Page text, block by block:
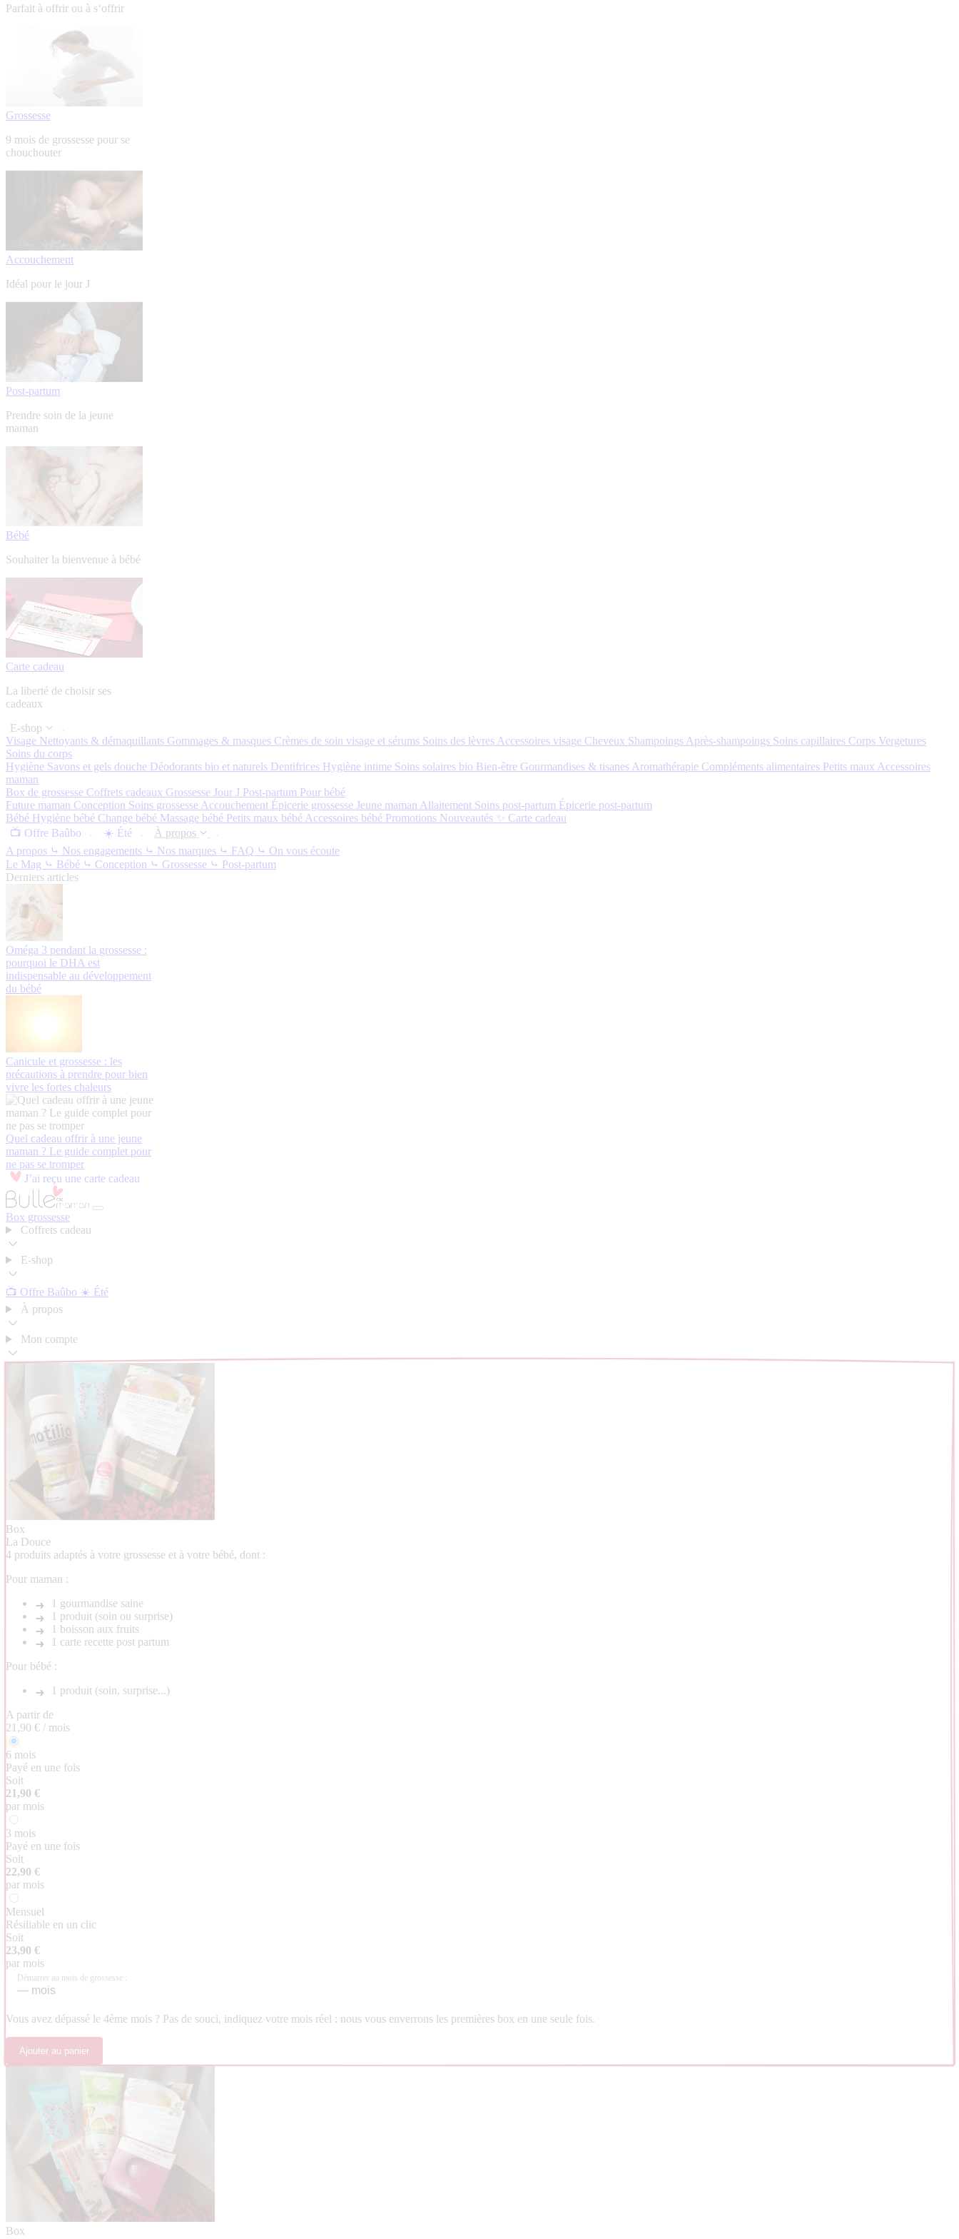
Parfait à offrir ou à s‘offrir
Grossesse
9 mois de grossesse pour se
chouchouter
Accouchement
Idéal pour le jour J
Post-partum
Prendre soin de la jeune
maman
Bébé
Souhaiter la bienvenue à bébé
Carte cadeau
La liberté de choisir ses
cadeaux
E-shop
Visage Nettoyants & démaquillants Gommages & masques Crèmes de soin visage et sérums Soins des lèvres Accessoires visage Cheveux Shampoings Après-shampoings Soins capillaires Corps Vergetures
Soins du corps
Hygiène Savons et gels douche Déodorants bio et naturels Dentifrices Hygiène intime Soins solaires bio Bien-être Gourmandises & tisanes Aromathérapie Compléments alimentaires Petits maux Accessoires
maman
Box de grossesse Coffrets cadeaux Grossesse Jour J Post-partum Pour bébé
Future maman Conception Soins grossesse Accouchement Épicerie grossesse Jeune maman Allaitement Soins post-partum Épicerie post-partum
Bébé Hygiène bébé Change bébé Massage bébé Petits maux bébé Accessoires bébé Promotions Nouveautés ✨ Carte cadeau
📺 Offre Baûbo
☀️ Été
À propos
A propos ⤷ Nos engagements ⤷ Nos marques ⤷ FAQ ⤷ On vous écoute
Le Mag ⤷ Bébé ⤷ Conception ⤷ Grossesse ⤷ Post-partum
Derniers articles
Oméga 3 pendant la grossesse :
pourquoi le DHA est
indispensable au développement
du bébé
Canicule et grossesse : les
précautions à prendre pour bien
vivre les fortes chaleurs
Quel cadeau offrir à une jeune
maman ? Le guide complet pour
ne pas se tromper
J’ai reçu une carte cadeau
Box grossesse
Coffrets cadeau
E-shop
📺 Offre Baûbo ☀️ Été
À propos
Mon compte
Box
La Douce
4 produits adaptés à votre grossesse et à votre bébé, dont :
Pour maman :
1 gourmandise saine
1 produit (soin ou surprise)
1 boisson aux fruits
1 carte recette post partum
Pour bébé :
1 produit (soin, surprise...)
A partir de
21,90 € / mois
6 mois
Payé en une fois
Soit
21,90 €
par mois
3 mois
Payé en une fois
Soit
22,90 €
par mois
Mensuel
Résiliable en un clic
Soit
23,90 €
par mois
Démarrer au mois de grossesse :
Vous avez dépassé le 4ème mois ? Pas de souci, indiquez votre mois réel : nous vous enverrons les premières box en une seule fois.
Ajouter au panier
Box